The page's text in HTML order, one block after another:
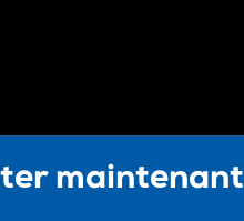
maintenant